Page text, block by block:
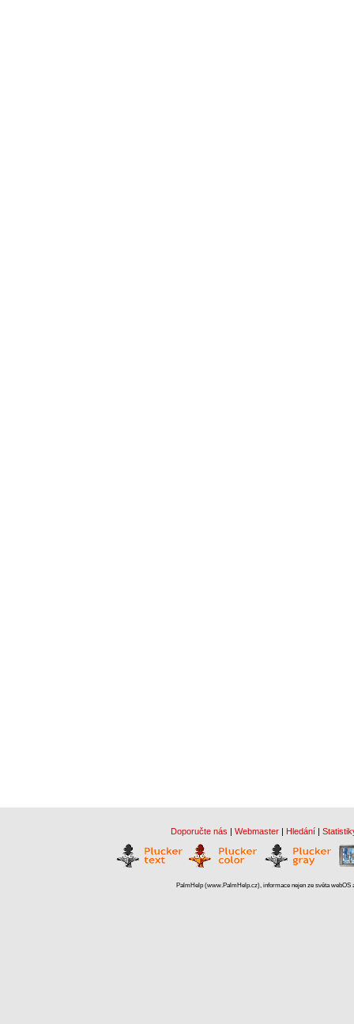
Doporučte nás | Webmaster | Hledání |
PalmHelp (www.PalmHelp.cz), informace nejen ze světa